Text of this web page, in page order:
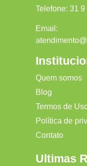
Telefone: 31 9
Email:
Quem somos
Blog
Termos de
Política de
Contato
Ultimas